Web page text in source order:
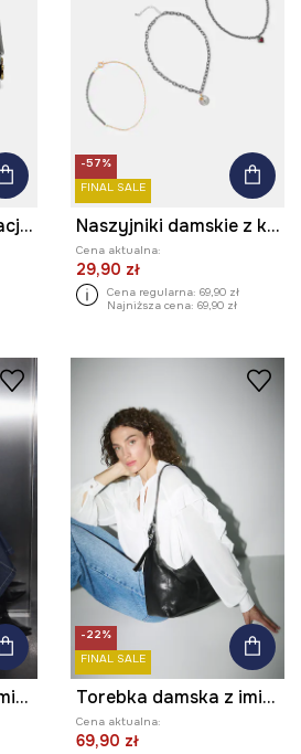
Pasek damski z imitacji skóry z aplikacją kolor czarny
-57%
FINAL SALE
Naszyjniki damskie z kamieniem naturalnym (3-pack)
Cena aktualna:
29,90 zł
Cena regularna: 69,90 zł
Najniższa cena: 69,90 zł
Torebka damska z imitacji skóry
-22%
FINAL SALE
Torebka damska z imitacji skóry
Cena aktualna:
69,90 zł